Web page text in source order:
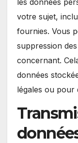
votre sujet,
fournies. Vous
suppression
concernant.
données
légales ou pour